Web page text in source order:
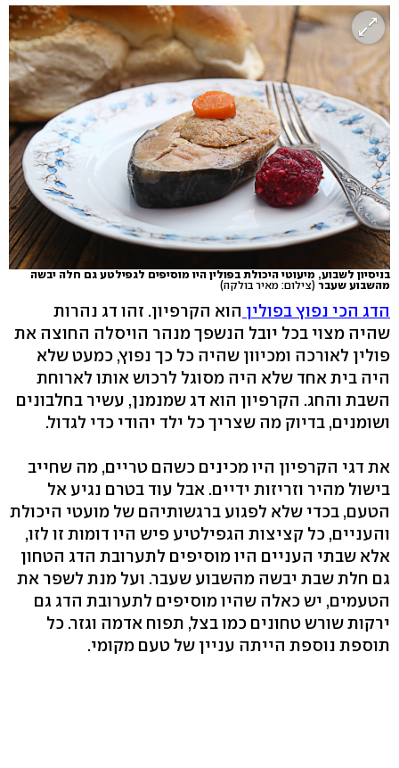
בניסיון לשבוע, מיעוטי היכולת בפולין היו מוסיפים לגפילטע גם חלה יבשה
מהשבוע שעבר (צילום: מאיר בולקה)
הדג הכי נפוץ בפולין הוא הקרפיון. זהו דג נהרות
שהיה מצוי בכל יובל הנשפך מנהר הויסלה החוצה את
פולין לאורכה ומכיוון שהיה כל כך נפוץ, כמעט שלא
היה בית אחד שלא היה מסוגל לרכוש אותו לארוחת
השבת והחג. הקרפיון הוא דג שמנמנן, עשיר בחלבונים
ושומנים, בדיוק מה שצריך כל ילד יהודי כדי לגדול.
את דגי הקרפיון היו מכינים כשהם טריים, מה שחייב
בישול מהיר וזריזות ידיים. אבל עוד בטרם נגיע אל
הטעם, בכדי שלא לפגוע ברגשותיהם של מועטי היכולת
והעניים, כל קציצות הגפילטיע פיש היו דומות זו לזו,
אלא שבתי העניים היו מוסיפים לתערובת הדג הטחון
גם חלת שבת יבשה מהשבוע שעבר. ועל מנת לשפר את
הטעמים, יש כאלה שהיו מוסיפים לתערובת הדג גם
ירקות שורש טחונים כמו בצל, תפוח אדמה וגזר. כל
תוספת נוספת הייתה עניין של טעם מקומי.